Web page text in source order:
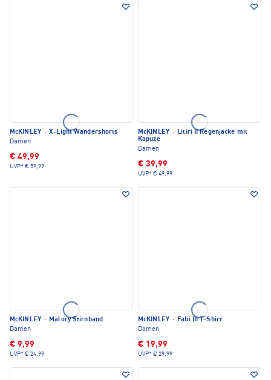
McKINLEY · X-Light Wandershorts
Damen
€ 49,99
UVP* € 59,99
McKINLEY · Litiri II Regenjacke mit
Kapuze
Damen
€ 39,99
UVP* € 49,99
McKINLEY · Malory Stirnband
Damen
€ 9,99
UVP* € 24,99
McKINLEY · Fabi III T-Shirt
Damen
€ 19,99
UVP* € 29,99